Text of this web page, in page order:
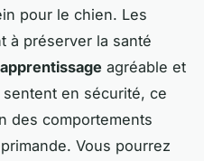
pour le chien. Les
à préserver la santé
apprentissage agréable et
en sécurité, ce
des comportements
Vous pourrez